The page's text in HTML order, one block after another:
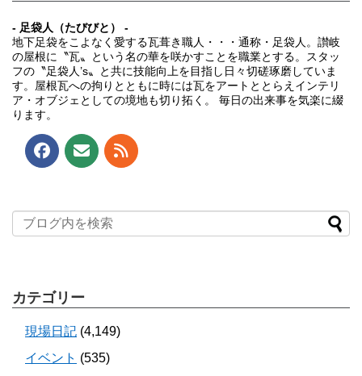
- 足袋人（たびびと） -
地下足袋をこよなく愛する瓦葺き職人・・・通称・足袋人。讃岐
の屋根に〝瓦〟という名の華を咲かすことを職業とする。スタッ
フの〝足袋人’s〟と共に技能向上を目指し日々切磋琢磨していま
す。屋根瓦への拘りとともに時には瓦をアートととらえインテリ
ア・オブジェとしての境地も切り拓く。 毎日の出来事を気楽に綴
ります。
カテゴリー
現場日記 (4,149)
イベント (535)